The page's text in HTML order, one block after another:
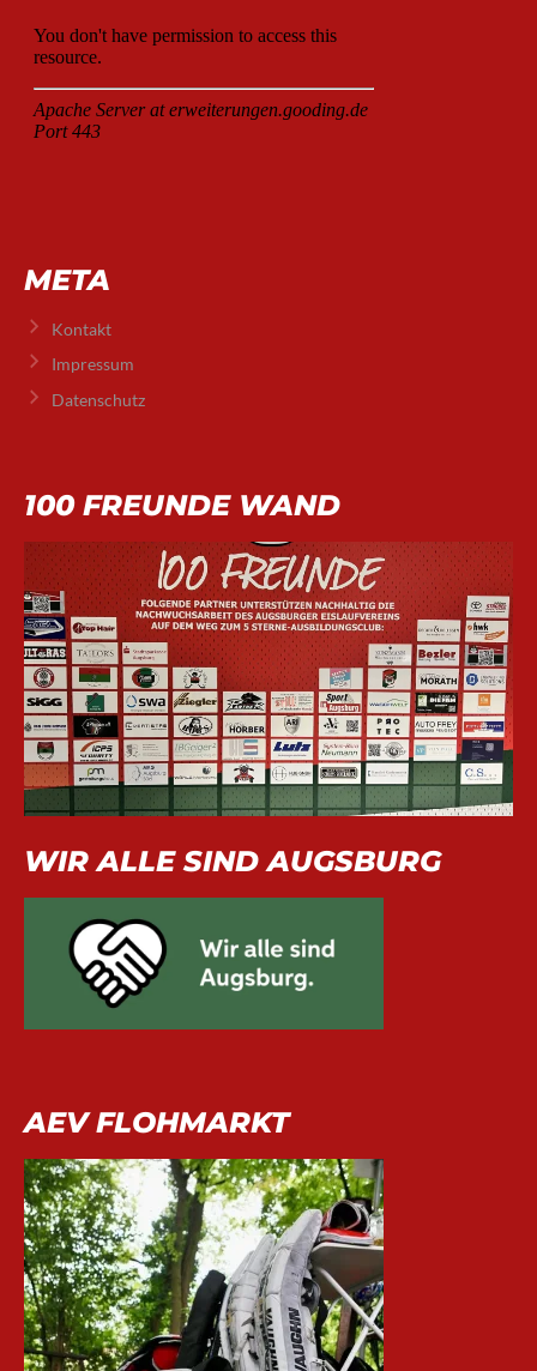
META
Kontakt
Impressum
Datenschutz
100 FREUNDE WAND
WIR ALLE SIND AUGSBURG
AEV FLOHMARKT